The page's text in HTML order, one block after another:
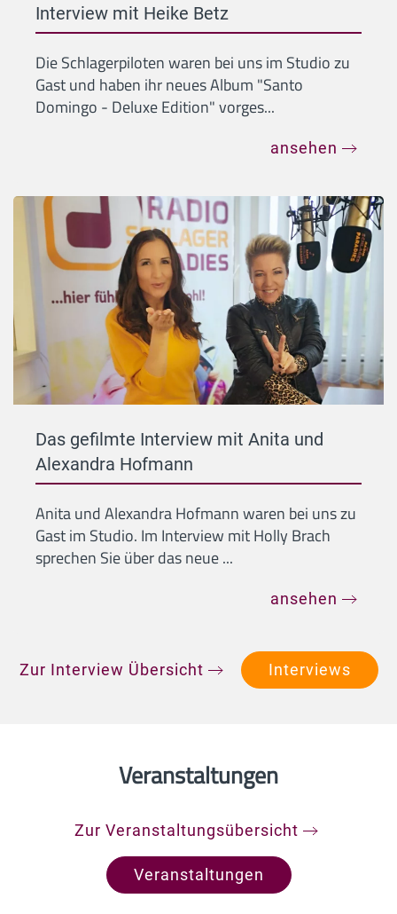
Interview mit Heike Betz
Die Schlagerpiloten waren bei uns im Studio zu
Gast und haben ihr neues Album "Santo
Domingo - Deluxe Edition" vorges...
ansehen
Das gefilmte Interview mit Anita und
Alexandra Hofmann
Anita und Alexandra Hofmann waren bei uns zu
Gast im Studio. Im Interview mit Holly Brach
sprechen Sie über das neue ...
ansehen
Zur Interview Übersicht Interviews
Veranstaltungen
Zur Veranstaltungsübersicht
Veranstaltungen